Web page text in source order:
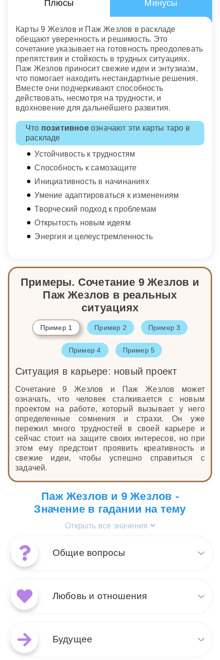
Плюсы Минусы
Карты 9 Жезлов и Паж Жезлов в раскладе
обещают уверенность и решимость. Это
сочетание указывает на готовность преодолевать
препятствия и стойкость в трудных ситуациях.
Паж Жезлов приносит свежие идеи и энтузиазм,
что помогает находить нестандартные решения.
Вместе они подчеркивают способность
действовать, несмотря на трудности, и
вдохновение для дальнейшего развития.
Что позитивноеозначают эти карты таро в
раскладе
Устойчивость к трудностям
Способность к самозащите
Инициативность в начинаниях
Умение адаптироваться к изменениям
Творческий подход к проблемам
Открытость новым идеям
Энергия и целеустремленность
Примеры. Сочетание 9 Жезлов и
Паж Жезлов в реальных
ситуациях
Пример 1 Пример 2 Пример 3
Пример 4 Пример 5
Ситуация в карьере: новый проект
Сочетание 9 Жезлов и Паж Жезлов может
означать, что человек сталкивается с новым
проектом на работе, который вызывает у него
определенные сомнения и страхи. Он уже
пережил много трудностей в своей карьере и
сейчас стоит на защите своих интересов, но при
этом ему предстоит проявить креативность и
свежие идеи, чтобы успешно справиться с
задачей.
Паж Жезлов и 9 Жезлов -
Значение в гадании на тему
Открыть все значения
Общие вопросы
Паж Жезлов в раскладах на
9 Жезлов указывает на
Любовь и отношения
Будущее